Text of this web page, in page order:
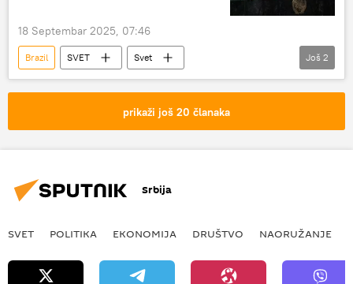
18 Septembar 2025, 07:46
Brazil SVET
Svet
Inasio Lula da Silva
Donald Tramp
Još 2
prikaži još 20 članaka
Srbija
SVET POLITIKA EKONOMIJA DRUŠTVO NAORUŽANJE